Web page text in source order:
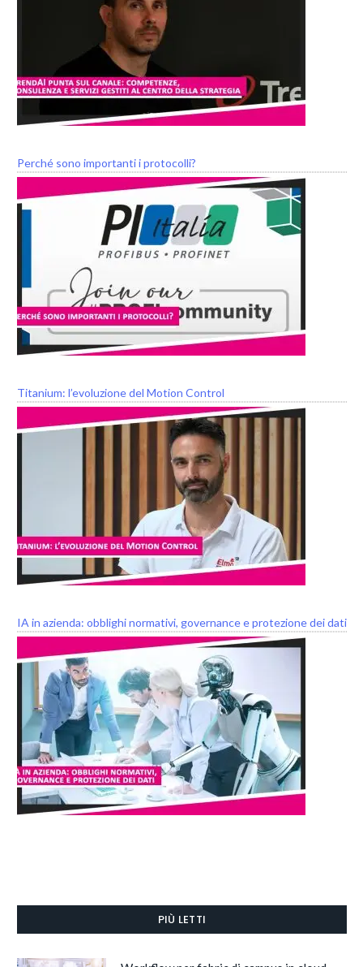
Perché sono importanti i protocolli?
Titanium: l’evoluzione del Motion Control
IA in azienda: obblighi normativi, governance e protezione dei dati
PIÙ LETTI